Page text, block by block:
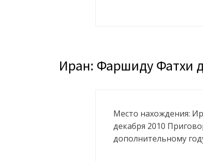
Иран: Фаршиду Фатхи
Место нахождения:
декабря 2010
дополнительному